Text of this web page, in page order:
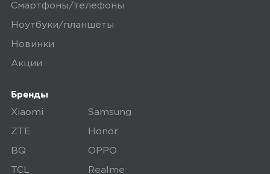
Смартфоны/телефоны
Ноутбуки/планшеты
Новинки
Акции
Бренды
Xiaomi Samsung
ZTE Honor
BQ OPPO
TCL Realme